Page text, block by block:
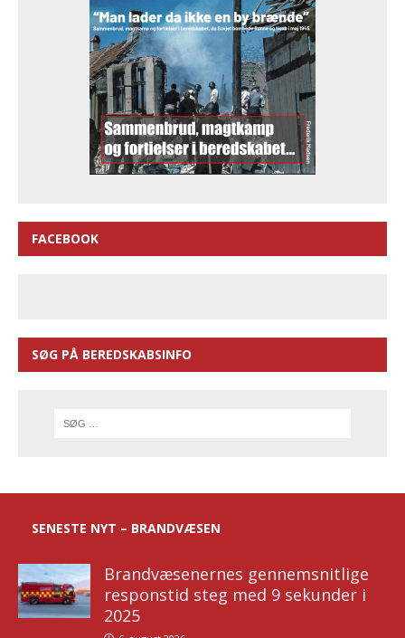
FACEBOOK
SØG PÅ BEREDSKABSINFO
SENESTE NYT – BRANDVÆSEN
Brandvæsenernes gennemsnitlige
responstid steg med 9 sekunder i
2025